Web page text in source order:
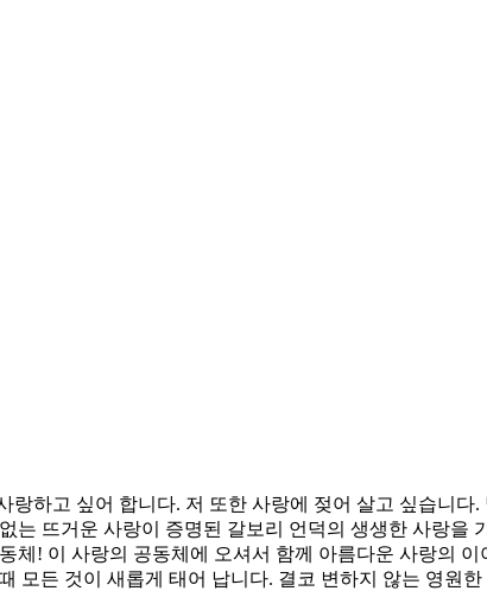
하고 싶어 합니다. 저 또한 사랑에 젖어 살고 싶습니다.
뜨거운 사랑이 증명된 갈보리 언덕의 생생한 사랑을
! 이 사랑의 공동체에 오셔서 함께 아름다운 사랑의 이
모든 것이 새롭게 태어 납니다. 결코 변하지 않는 영원